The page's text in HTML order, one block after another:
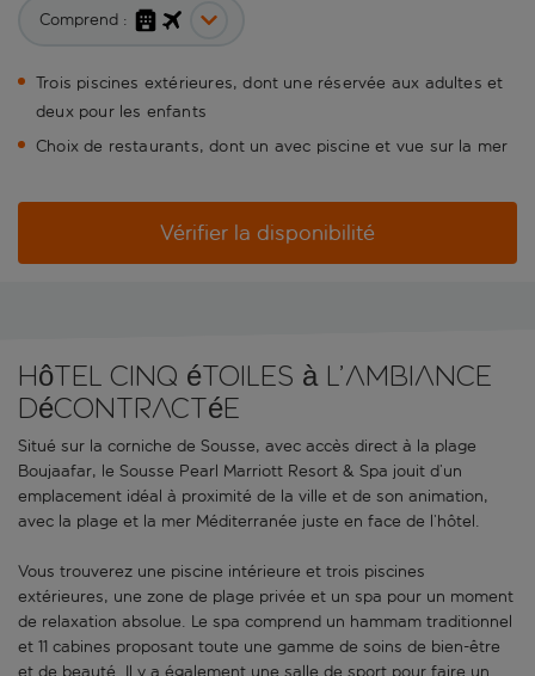
Comprend :
Trois piscines extérieures, dont une réservée aux adultes et
deux pour les enfants
Choix de restaurants, dont un avec piscine et vue sur la mer
Vérifier la disponibilité
Hôtel cinq étoiles à l’ambiance
décontractée
Situé sur la corniche de Sousse, avec accès direct à la plage
Boujaafar, le Sousse Pearl Marriott Resort & Spa jouit d’un
emplacement idéal à proximité de la ville et de son animation,
avec la plage et la mer Méditerranée juste en face de l’hôtel.
Vous trouverez une piscine intérieure et trois piscines
extérieures, une zone de plage privée et un spa pour un moment
de relaxation absolue. Le spa comprend un hammam traditionnel
et 11 cabines proposant toute une gamme de soins de bien-être